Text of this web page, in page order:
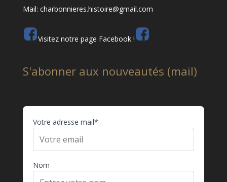
Mail: charbonnieres.histoire@gmail.com
Visitez notre page Facebook !
S'abonner aux nouveautés (mail)
Votre adresse mail*
Nom